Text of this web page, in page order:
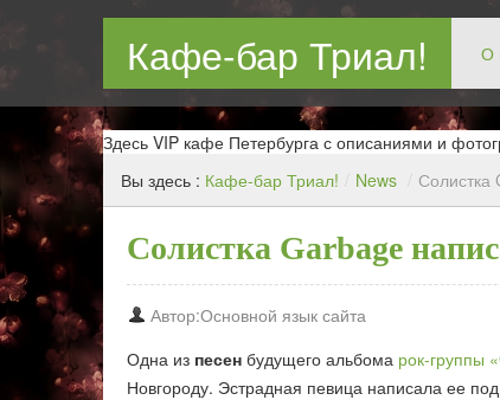
Кафе-бар Триал! О
Бар в Новокосин, кафе в Новокосино, ресторан
Здесь VIP кафе Петербурга с описаниями и
Вы здесь : Кафе-бар Триал! / News /
Солистка Garbage
Автор:Основной язык сайта
Одна из песен будущего альбома рок-группы
Новгороду. Эстрадная певица написала ее